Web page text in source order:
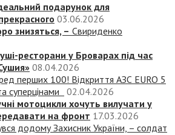
подарунок для
03.06.2026
знизяться, – Свириденко
ресторани у Броварах під час
08.04.2026
перших 100! Відкриття АЗС EURO 5
суперцінами
02.04.2026
мотоцикли хочуть вилучати у
на фронт 17.03.2026
додому Захисник України, – солдат